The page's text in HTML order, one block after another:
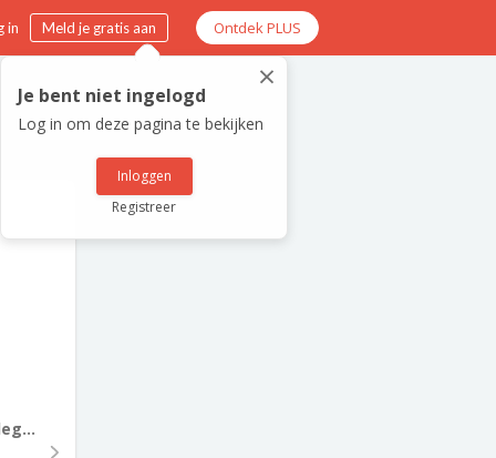
in Meld je gratis aan Ontdek PLUS
×
Je bent niet ingelogd
Log in om deze pagina te bekijken
Inloggen
Registreer